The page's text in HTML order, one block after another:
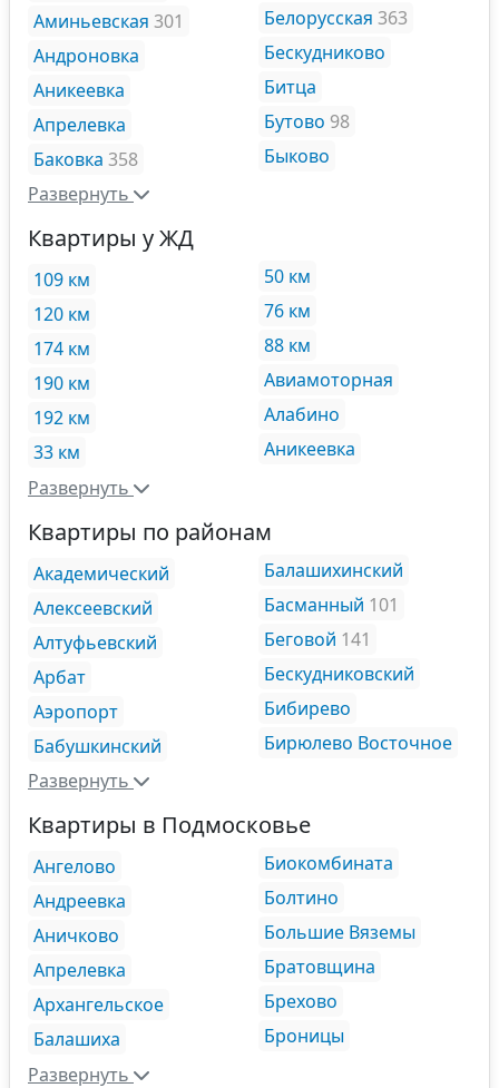
Аминьевская 301
Андроновка
Аникеевка
Апрелевка
Баковка 358
Белорусская 363
Бескудниково
Битца
Бутово 98
Быково
Развернуть
Квартиры у ЖД
109 км
120 км
174 км
190 км
192 км
33 км
50 км
76 км
88 км
Авиамоторная
Алабино
Аникеевка
Развернуть
Квартиры по районам
Академический
Алексеевский
Алтуфьевский
Арбат
Аэропорт
Бабушкинский
Балашихинский
Басманный 101
Беговой 141
Бескудниковский
Бибирево
Бирюлево Восточное
Развернуть
Квартиры в Подмосковье
Ангелово
Андреевка
Аничково
Апрелевка
Архангельское
Балашиха
Биокомбината
Болтино
Большие Вяземы
Братовщина
Брехово
Броницы
Развернуть